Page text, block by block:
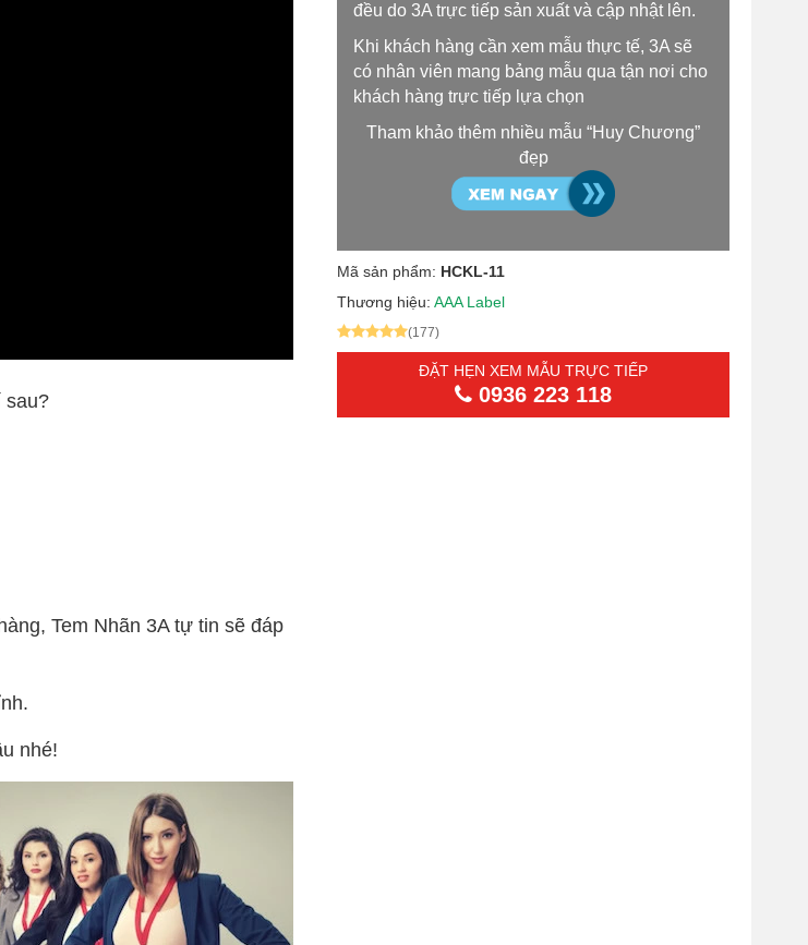
sau?
Tem Nhãn 3A tự tin sẽ đáp
nhé!
đều do 3A trực tiếp sản xuất và cập nhật lên.
Khi khách hàng cần xem mẫu thực tế, 3A sẽ
có nhân viên mang bảng mẫu qua tận nơi cho
khách hàng trực tiếp lựa chọn
Tham khảo thêm nhiều mẫu “Huy Chương”
đẹp
Mã sản phẩm: HCKL-11
Thương hiệu: AAA Label
(177)
ĐẶT HẸN XEM MẪU TRỰC TIẾP
0936 223 118